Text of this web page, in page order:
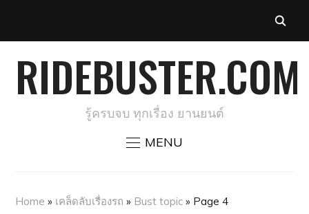
RIDEBUSTER.COM
รู้ครบจบ ทุกเรื่อง ยานยนต์
MENU
Home » เคล็ดลับเรื่องรถ » Bust topic » Page 4